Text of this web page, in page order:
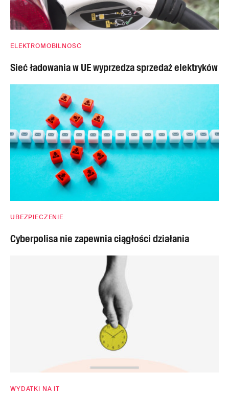
ELEKTROMOBILNOŚĆ
Sieć ładowania w UE wyprzedza sprzedaż elektryków
UBEZPIECZENIE
Cyberpolisa nie zapewnia ciągłości działania
WYDATKI NA IT